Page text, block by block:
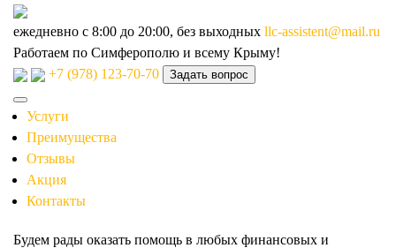
ежедневно с 8:00 до 20:00, без выходных llc-assistent@mail.ru
Работаем по Симферополю и всему Крыму!
+7 (978) 123-70-70
Задать вопрос
Услуги
Преимущества
Отзывы
Акция
Контакты
Будем рады оказать помощь в любых финансовых и